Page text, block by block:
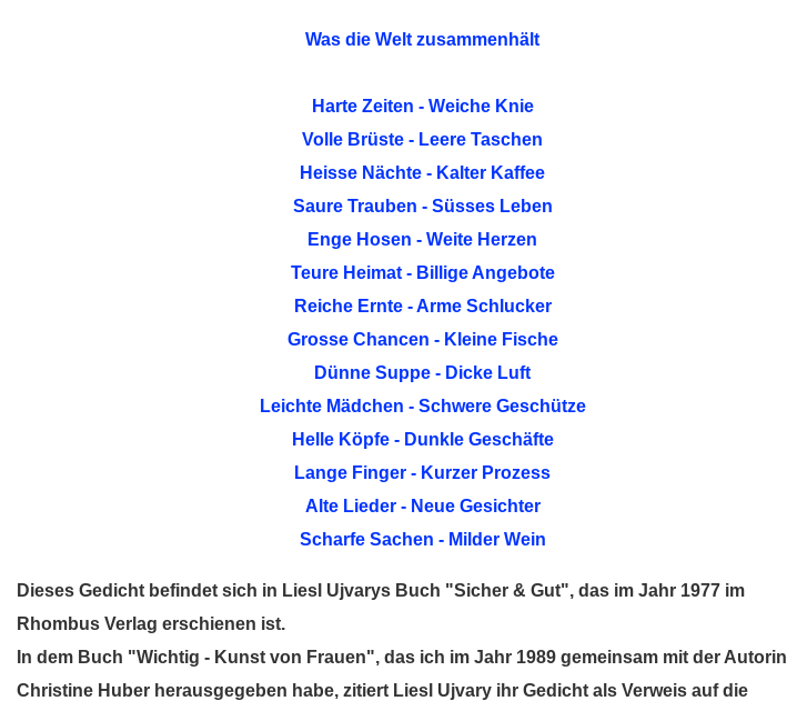
Was die Welt zusammenhält
Harte Zeiten - Weiche Knie
Volle Brüste - Leere Taschen
Heisse Nächte - Kalter Kaffee
Saure Trauben - Süsses Leben
Enge Hosen - Weite Herzen
Teure Heimat - Billige Angebote
Reiche Ernte - Arme Schlucker
Grosse Chancen - Kleine Fische
Dünne Suppe - Dicke Luft
Leichte Mädchen - Schwere Geschütze
Helle Köpfe - Dunkle Geschäfte
Lange Finger - Kurzer Prozess
Alte Lieder - Neue Gesichter
Scharfe Sachen - Milder Wein
Dieses Gedicht befindet sich in Liesl Ujvarys Buch "Sicher & Gut", das im Jahr 1977 im
Rhombus Verlag erschienen ist.
In dem Buch "Wichtig - Kunst von Frauen", das ich im Jahr 1989 gemeinsam mit der Autorin
Christine Huber herausgegeben habe, zitiert Liesl Ujvary ihr Gedicht als Verweis auf die